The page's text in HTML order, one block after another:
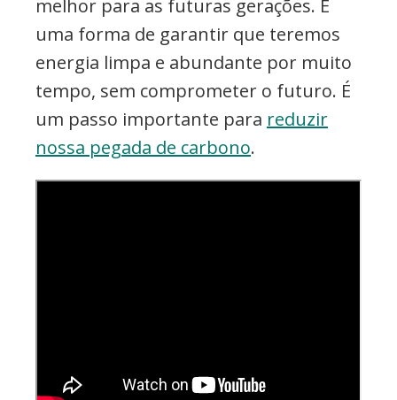
melhor para as futuras gerações. É
uma forma de garantir que teremos
energia limpa e abundante por muito
tempo, sem comprometer o futuro. É
um passo importante para reduzir
nossa pegada de carbono.